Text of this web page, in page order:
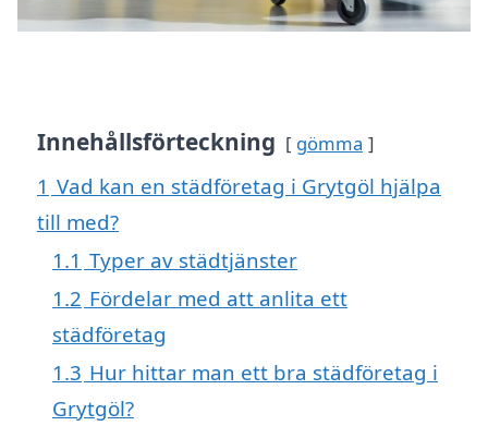
Innehållsförteckning gömma
1 Vad kan en städföretag i Grytgöl hjälpa
till med?
1.1 Typer av städtjänster
1.2 Fördelar med att anlita ett
städföretag
1.3 Hur hittar man ett bra städföretag i
Grytgöl?